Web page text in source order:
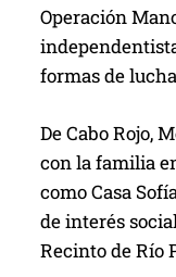
Operación
formas de
De Cabo Rojo,
con la familia
como Casa
de interés
Recinto de Río